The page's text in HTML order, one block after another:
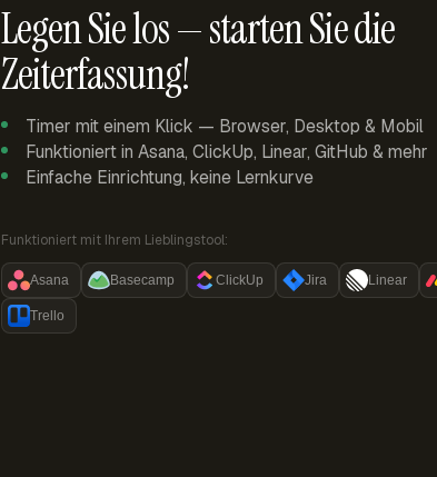
Legen Sie los — starten Sie die
Zeiterfassung!
Timer mit einem Klick — Browser, Desktop & Mobil
Funktioniert in Asana, ClickUp, Linear, GitHub & mehr
Einfache Einrichtung, keine Lernkurve
Funktioniert mit Ihrem Lieblingstool:
Asana Basecamp ClickUp Jira Linear
Trello